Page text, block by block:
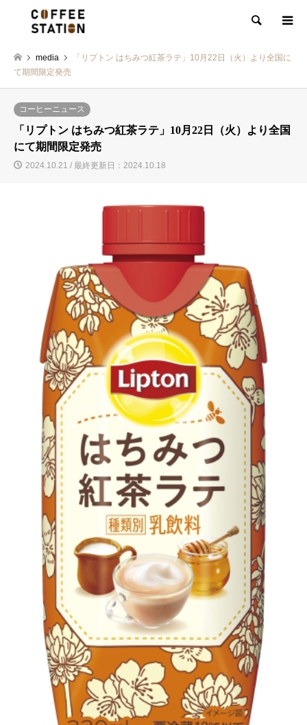
検索
media
「リプトン はちみつ紅茶ラテ」10月22日（火）より全国に
て期間限定発売
コーヒーニュース
「リプトン はちみつ紅茶ラテ」10月22日（火）より全国
にて期間限定発売
2024.10.21 / 最終更新日：2024.10.18